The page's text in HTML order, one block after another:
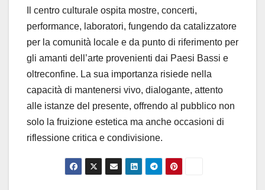
Il centro culturale ospita mostre, concerti,
performance, laboratori, fungendo da catalizzatore
per la comunità locale e da punto di riferimento per
gli amanti dell’arte provenienti dai Paesi Bassi e
oltreconfine. La sua importanza risiede nella
capacità di mantenersi vivo, dialogante, attento
alle istanze del presente, offrendo al pubblico non
solo la fruizione estetica ma anche occasioni di
riflessione critica e condivisione.